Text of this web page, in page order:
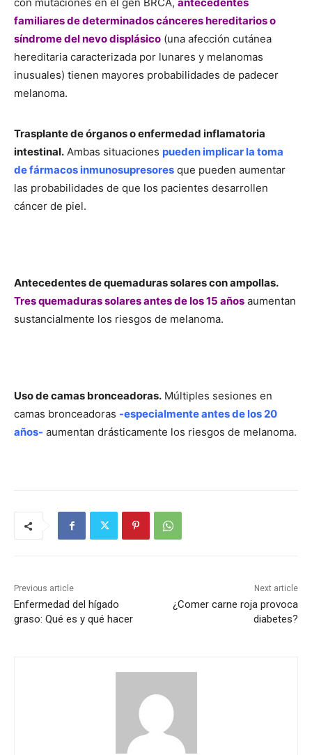
con mutaciones en el gen BRCA, antecedentes
familiares de determinados cánceres hereditarios o
síndrome del nevo displásico (una afección cutánea
hereditaria caracterizada por lunares y melanomas
inusuales) tienen mayores probabilidades de padecer
melanoma.
Trasplante de órganos o enfermedad inflamatoria
intestinal. Ambas situaciones pueden implicar la toma
de fármacos inmunosupresores que pueden aumentar
las probabilidades de que los pacientes desarrollen
cáncer de piel.
Antecedentes de quemaduras solares con ampollas.
Tres quemaduras solares antes de los 15 años aumentan
sustancialmente los riesgos de melanoma.
Uso de camas bronceadoras. Múltiples sesiones en
camas bronceadoras -especialmente antes de los 20
años- aumentan drásticamente los riesgos de melanoma.
Previous article
Enfermedad del hígado
graso: Qué es y qué hacer
Next article
¿Comer carne roja provoca
diabetes?